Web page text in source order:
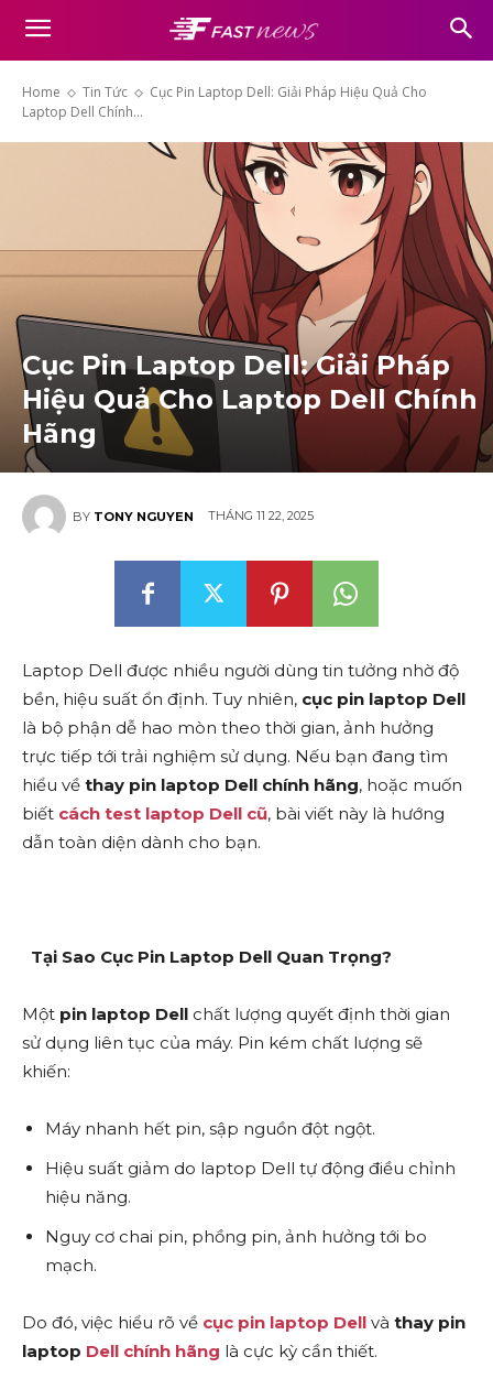
Home Tin Tức
Cục Pin Laptop Dell: Giải Pháp Hiệu Quả Cho
Laptop Dell Chính...
Cục Pin Laptop Dell: Giải Pháp
Hiệu Quả Cho Laptop Dell Chính
Hãng
BY TONY NGUYEN THÁNG 11 22, 2025
Laptop Dell được nhiều người dùng tin tưởng nhờ độ
bền, hiệu suất ổn định. Tuy nhiên, cục pin laptop Dell
là bộ phận dễ hao mòn theo thời gian, ảnh hưởng
trực tiếp tới trải nghiệm sử dụng. Nếu bạn đang tìm
hiểu về thay pin laptop Dell chính hãng, hoặc muốn
biết cách test laptop Dell cũ, bài viết này là hướng
dẫn toàn diện dành cho bạn.
Tại Sao Cục Pin Laptop Dell Quan Trọng?
Một pin laptop Dell chất lượng quyết định thời gian
sử dụng liên tục của máy. Pin kém chất lượng sẽ
khiến:
Máy nhanh hết pin, sập nguồn đột ngột.
Hiệu suất giảm do laptop Dell tự động điều chỉnh
hiệu năng.
Nguy cơ chai pin, phồng pin, ảnh hưởng tới bo
mạch.
Do đó, việc hiểu rõ về cục pin laptop Dell và thay pin
laptop Dell chính hãng là cực kỳ cần thiết.